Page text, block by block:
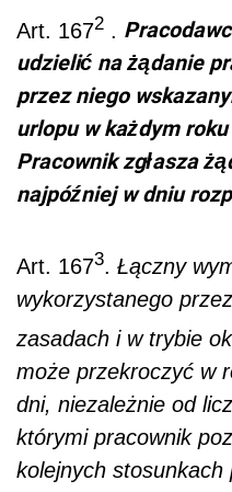
Art. 1672
udzielić na żądanie
przez niego
urlopu w każdym
Pracownik zgłasza
najpóźniej w dniu
Art. 1673. Łączny
wykorzystanego
zasadach i w trybie
może przekroczyć w
dni, niezależnie od
którymi pracownik
kolejnych stosunkach